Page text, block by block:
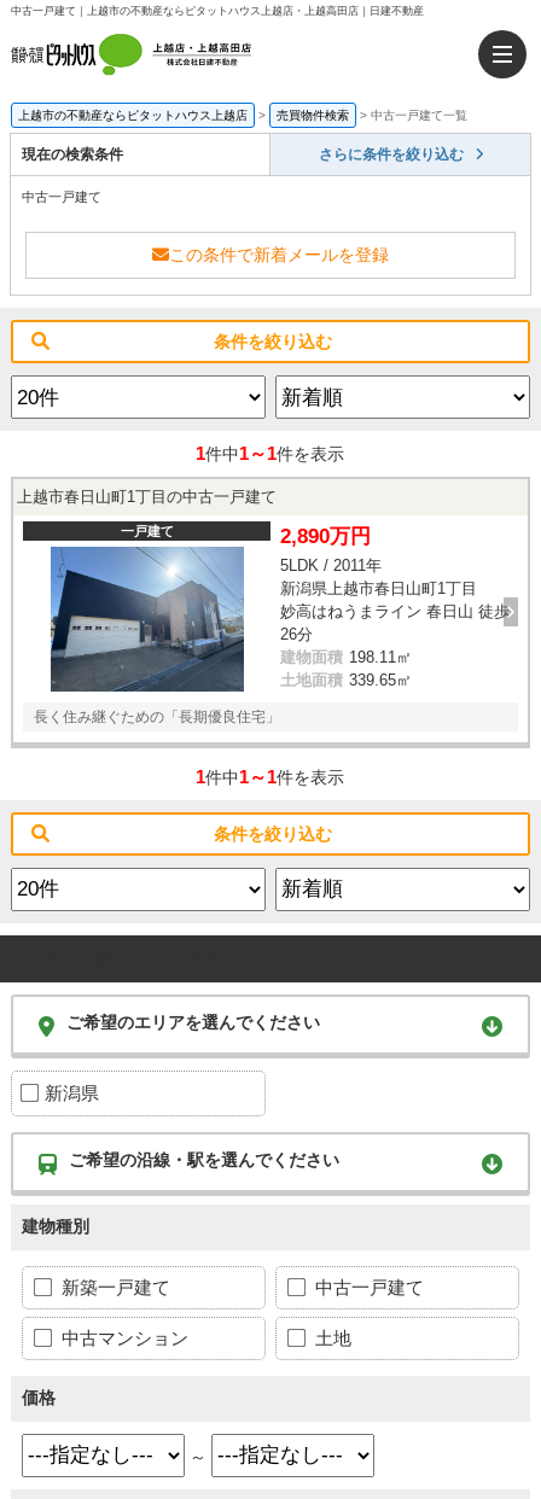
中古一戸建て｜上越市の不動産ならピタットハウス上越店・上越高田店｜日建不動産
上越市の不動産ならピタットハウス上越店 > 売買物件検索 > 中古一戸建て一覧
現在の検索条件 さらに条件を絞り込む
中古一戸建て
この条件で新着メールを登録
条件を絞り込む
1件中1～1件を表示
上越市春日山町1丁目の中古一戸建て
一戸建て 2,890万円
5LDK / 2011年
新潟県上越市春日山町1丁目
妙高はねうまライン 春日山 徒歩
26分
建物面積 198.11㎡
土地面積 339.65㎡
長く住み継ぐための「長期優良住宅」
1件中1～1件を表示
条件を絞り込む
ご希望のエリアを選んでください
新潟県
ご希望の沿線・駅を選んでください
建物種別
新築一戸建て 中古一戸建て
中古マンション 土地
価格
～